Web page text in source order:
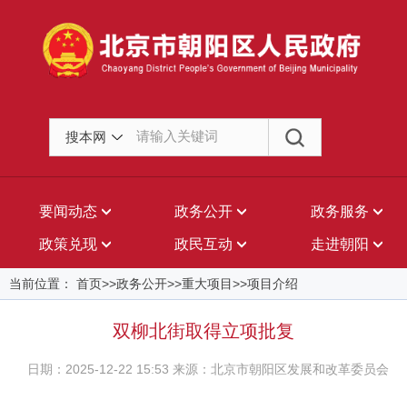
搜本网
要闻动态 政务公开 政务服务
政策兑现 政民互动 走进朝阳
当前位置： 首页>>政务公开>>重大项目>>项目介绍
双柳北街取得立项批复
日期：2025-12-22 15:53 来源：北京市朝阳区发展和改革委员会